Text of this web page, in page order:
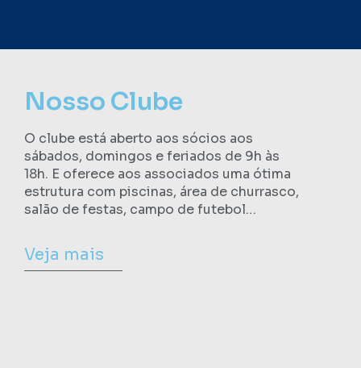
Nosso Clube
O clube está aberto aos sócios aos
sábados, domingos e feriados de 9h às
18h. E oferece aos associados uma ótima
estrutura com piscinas, área de churrasco,
salão de festas, campo de futebol…
Veja mais